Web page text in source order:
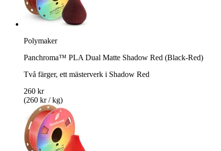
Polymaker
Panchroma™ PLA Dual Matte Shadow Red (Black-Red)
Två färger, ett mästerverk i Shadow Red
260 kr
(260 kr / kg)